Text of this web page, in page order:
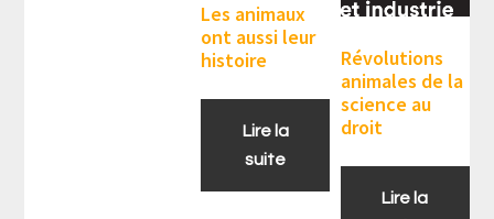
Les animaux
ont aussi leur
histoire
Lire la
suite
Révolutions
animales de la
science au
droit
Lire la